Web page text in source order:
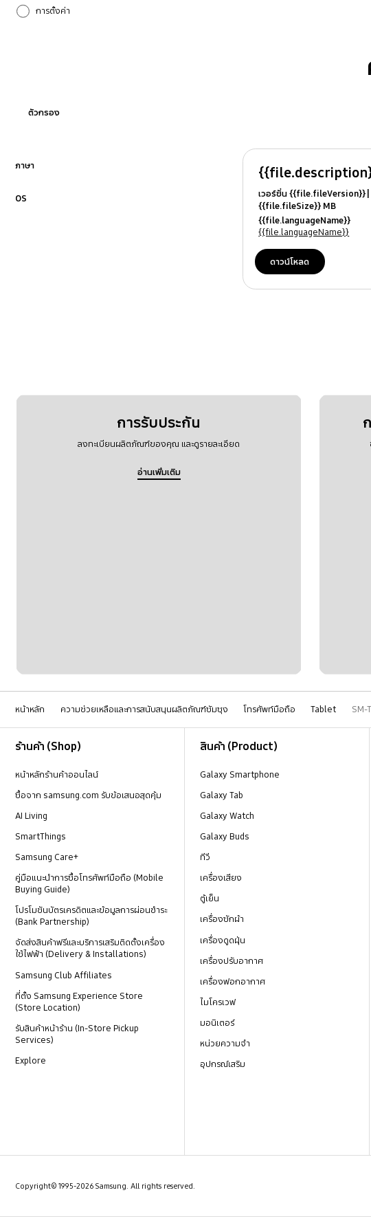
การตั้งค่า
ตัวกรอง
ภาษา
OS
เวอร์ชั่น {{file.fileVersion}}
{{file.fileSize}} MB
{{file.fileModifiedDate}}
{{file.osNames}}
{{file.languageName}}
{{file.languageName}}
ดาวน์โหลด
การรับประกัน
ลงทะเบียนผลิตภัณฑ์ของคุณ และดูรายละเอียด
อ่านเพิ่มเติม
หน้าหลัก ความช่วยเหลือและการสนับสนุนผลิตภัณฑ์ซัมซุง โทรศัพท์มือถือ Tablet SM-
ร้านค้า (Shop)
หน้าหลักร้านค้าออนไลน์
ซื้อจาก samsung.com รับข้อเสนอสุดคุ้ม
AI Living
SmartThings
Samsung Care+
คู่มือแนะนำการซื้อโทรศัพท์มือถือ (Mobile
Buying Guide)
โปรโมชันบัตรเครดิตและข้อมูลการผ่อนชำระ
(Bank Partnership)
จัดส่งสินค้าฟรีและบริการเสริมติดตั้งเครื่อง
ใช้ไฟฟ้า (Delivery & Installations)
Samsung Club Affiliates
ที่ตั้ง Samsung Experience Store
(Store Location)
รับสินค้าหน้าร้าน (In-Store Pickup
Services)
Explore
สินค้า (Product)
Galaxy Smartphone
Galaxy Tab
Galaxy Watch
Galaxy Buds
ทีวี
เครื่องเสียง
ตู้เย็น
เครื่องซักผ้า
เครื่องดูดฝุ่น
เครื่องปรับอากาศ
เครื่องฟอกอากาศ
ไมโครเวฟ
มอนิเตอร์
หน่วยความจำ
อุปกรณ์เสริม
Copyright© 1995-2026 Samsung. All rights reserved.